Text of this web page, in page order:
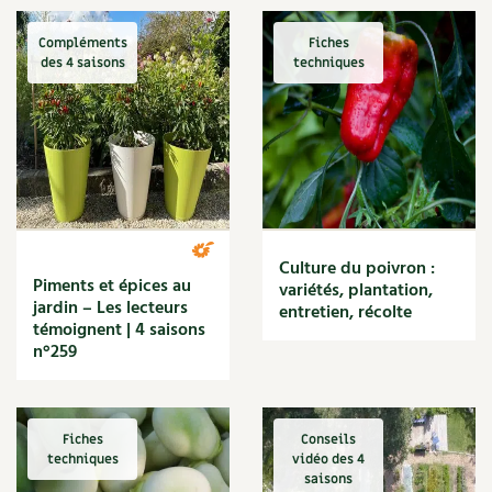
Carnets de saison
Compléments
Dossier4 saisons
Actualités
Vidéos et podcasts
Conseils vidéo des 4 saisons
Secrets d’abonné
La vie secrète du jardin
Jardiner avec les enfants | RCF
La vie secrète du jardin
Le conseil "express" des 4 saisons
Les sons des poules
Secrets d'abonné
Astuces de jardinier
Autonomie et permaculture avec David
L'autonomie au jardin en 12 leçons
Tous au jardin ! | RCF
Compléments
des 4 saisons
Piments et épices au
jardin – Les lecteurs
témoignent | 4 saisons
n°259
Fiches
techniques
Culture du poivron :
variétés, plantation,
entretien, récolte
Fiches
techniques
Conseils
vidéo des 4
saisons